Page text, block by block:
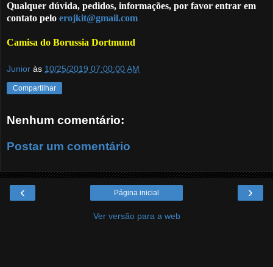
Qualquer dúvida, pedidos, informações, por favor entrar em
contato pelo erojkit@gmail.com
Camisa do Borussia Dortmund
Junior às 10/25/2019 07:00:00 AM
Compartilhar
Nenhum comentário:
Postar um comentário
‹ ›
Página inicial
Ver versão para a web